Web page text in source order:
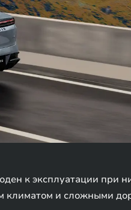
к эксплуатации при
климатом и сложными